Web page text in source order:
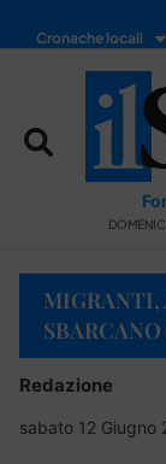
Cronache locali
MIGRANTI,
SBARCANO
Redazione
sabato 12 Giugno